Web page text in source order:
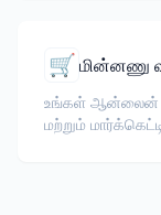
🛒மின்னணு
உங்கள் ஆன்லைன்
மற்றும்